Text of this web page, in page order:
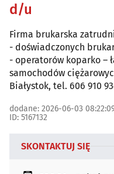
d/u
Firma brukarska
- doświadczonych
- operatorów koparko –
samochodów
Białystok, tel. 606 910
dodane: 2026-06-03
ID: 5167132
SKONTAKTUJ SIĘ